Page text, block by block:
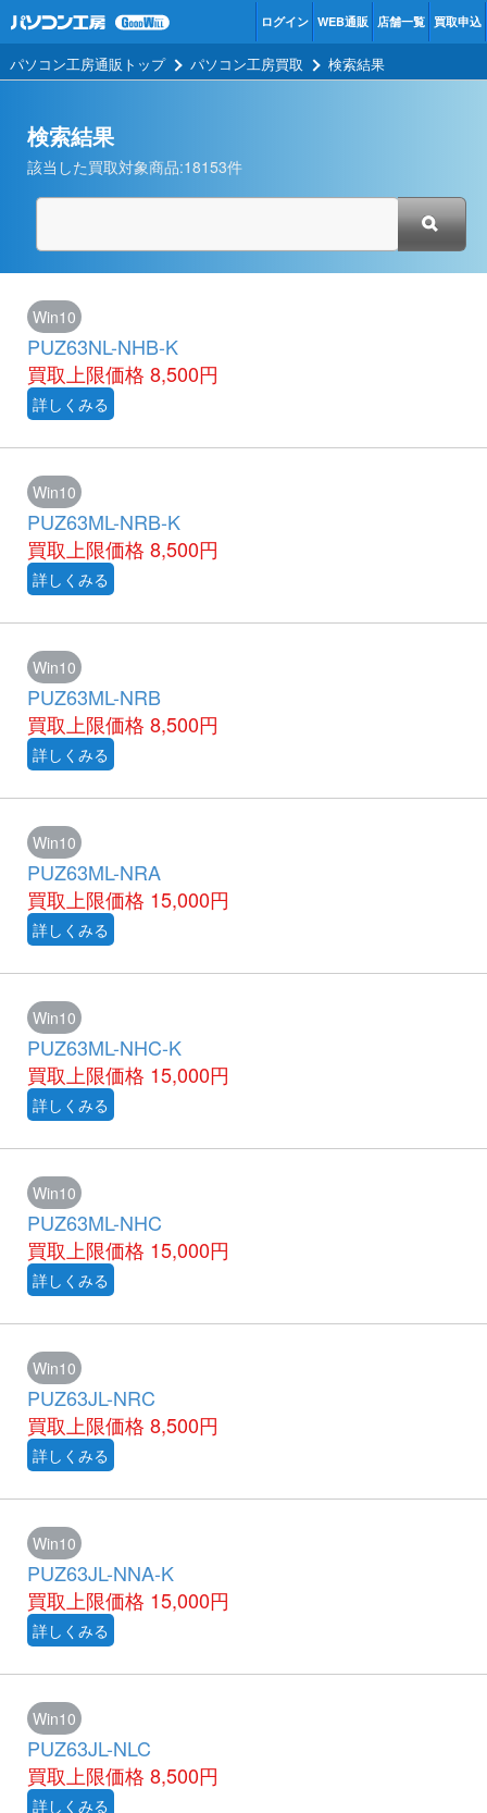
ログイン WEB通販 店舗一覧 買取申込
パソコン工房通販トップ パソコン工房買取 検索結果
検索結果
該当した買取対象商品:18153件
Win10
PUZ63NL-NHB-K
買取上限価格 8,500円
詳しくみる
Win10
PUZ63ML-NRB-K
買取上限価格 8,500円
詳しくみる
Win10
PUZ63ML-NRB
買取上限価格 8,500円
詳しくみる
Win10
PUZ63ML-NRA
買取上限価格 15,000円
詳しくみる
Win10
PUZ63ML-NHC-K
買取上限価格 15,000円
詳しくみる
Win10
PUZ63ML-NHC
買取上限価格 15,000円
詳しくみる
Win10
PUZ63JL-NRC
買取上限価格 8,500円
詳しくみる
Win10
PUZ63JL-NNA-K
買取上限価格 15,000円
詳しくみる
Win10
PUZ63JL-NLC
買取上限価格 8,500円
詳しくみる